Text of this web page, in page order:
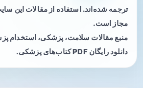
ترجمه شده‌اند. استفاده از مقالات این
مجاز است.
منبع مقالات سلامت، پزشکی، استخدام
دانلود رایگان PDF کتاب‌های پزشکی.